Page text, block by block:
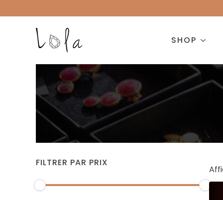
SHOP
FILTRER PAR PRIX